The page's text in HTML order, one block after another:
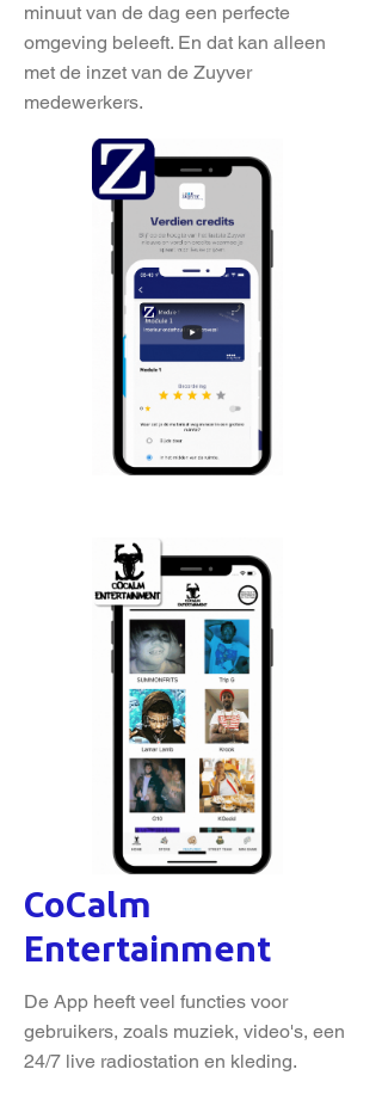
minuut van de dag een perfecte
omgeving beleeft. En dat kan alleen
met de inzet van de Zuyver
medewerkers.
CoCalm
Entertainment
De App heeft veel functies voor
gebruikers, zoals muziek, video's, een
24/7 live radiostation en kleding.